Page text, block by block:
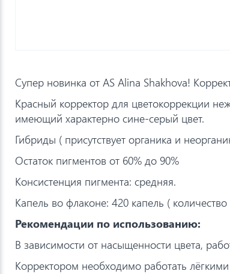
Супер новинка от AS Alina Shakhova!
Красный корректор для цветокоррекции
имеющий характерно сине-серый цвет.
Гибриды ( присутствует органика и
Остаток пигментов от 60% до 90%
Консистенция пигмента: средняя.
Капель во флаконе: 420 капель (
Рекомендации по использованию:
В зависимости от насыщенности цвета,
Корректором необходимо работать